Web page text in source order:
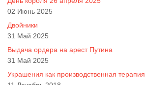
02 Июнь 2025
Двойники
31 Май 2025
Выдача ордера на арест Путина
31 Май 2025
Украшения как производственная терапия